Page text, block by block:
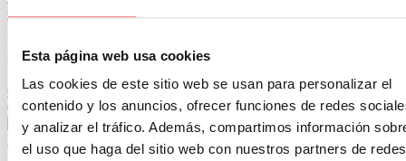
Esta página web usa cookies
Las cookies de este sitio web se usan para personalizar el
contenido y los anuncios, ofrecer funciones de redes
y analizar el tráfico. Además, compartimos información
el uso que haga del sitio web con nuestros partners de redes
Colchas para verano: viste tu cama según la estación del año
El dormitorio, como refugio personal y espacio de descanso, se
transforma con la llegada del calor. En este contexto, las…
0
0
06 Jun 2025
Estor noche y día: la nueva tendencia en enrollable